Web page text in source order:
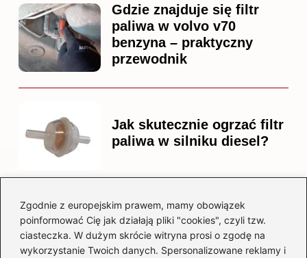
Zgodnie z europejskim prawem, mamy obowiązek
poinformować Cię jak działają pliki "cookies", czyli tzw.
ciasteczka. W dużym skrócie witryna prosi o zgodę na
wykorzystanie Twoich danych. Spersonalizowane reklamy i
Gdzie znajduje się filtr
paliwa w volvo v70
benzyna – praktyczny
przewodnik
Jak skutecznie ogrzać filtr
paliwa w silniku diesel?
Czy warto kupować
diesla? Przewodnik dla
przyszłych właścicieli